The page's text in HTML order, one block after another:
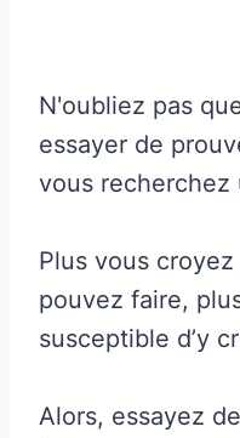
N'oubliez pas
essayer de
vous recherchez
Plus vous
pouvez faire,
susceptible d’y
Alors, essayez